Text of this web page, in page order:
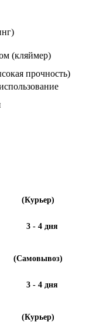
(кляймер)
прочность)
(Курьер)
3 - 4 дня
(Самовывоз)
3 - 4 дня
(Курьер)